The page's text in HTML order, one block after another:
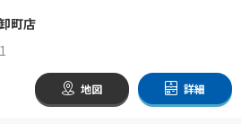
町店
地図 詳細